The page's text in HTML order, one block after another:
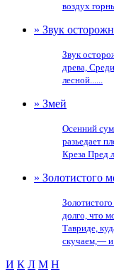
воздух
» Звук
Звук
древа,
лесной......
» Змей
Осенний
разьедает
Креза Пред
» Золотистого
долго, что
Тавриде,
скучаем,— и
И К Л М Н